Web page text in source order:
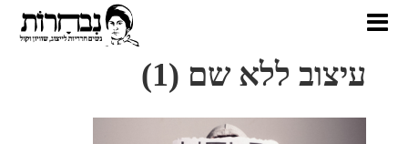
עיצוב ללא שם (1)